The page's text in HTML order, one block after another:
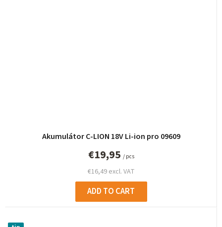
Akumulátor C-LION 18V Li-ion pro 09609
€16,49 excl. VAT
€19,95 / pcs
ADD TO CART